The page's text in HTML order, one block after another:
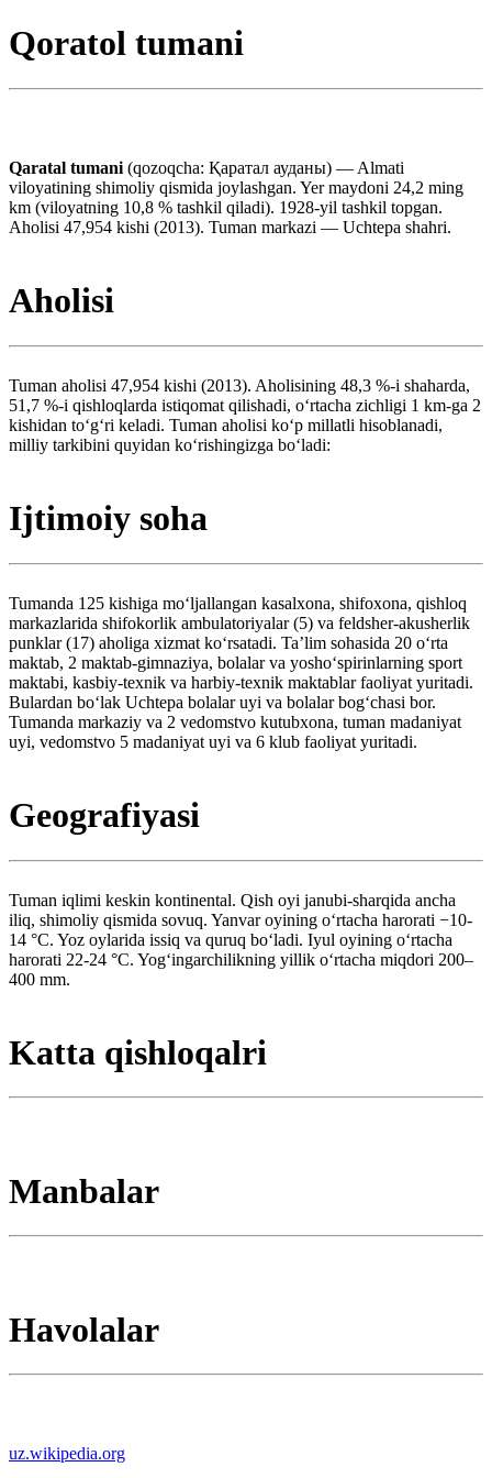
Qoratol tumani
Qaratal tumani (qozoqcha: Қаратал ауданы) — Almati
viloyatining shimoliy qismida joylashgan. Yer maydoni 24,2 ming
km (viloyatning 10,8 % tashkil qiladi). 1928-yil tashkil topgan.
Aholisi 47,954 kishi (2013). Tuman markazi — Uchtepa shahri.
Aholisi
Tuman aholisi 47,954 kishi (2013). Aholisining 48,3 %-i shaharda,
51,7 %-i qishloqlarda istiqomat qilishadi, oʻrtacha zichligi 1 km-ga 2
kishidan toʻgʻri keladi. Tuman aholisi koʻp millatli hisoblanadi,
milliy tarkibini quyidan koʻrishingizga boʻladi:
Ijtimoiy soha
Tumanda 125 kishiga moʻljallangan kasalxona, shifoxona, qishloq
markazlarida shifokorlik ambulatoriyalar (5) va feldsher-akusherlik
punklar (17) aholiga xizmat koʻrsatadi. Taʼlim sohasida 20 oʻrta
maktab, 2 maktab-gimnaziya, bolalar va yoshoʻspirinlarning sport
maktabi, kasbiy-texnik va harbiy-texnik maktablar faoliyat yuritadi.
Bulardan boʻlak Uchtepa bolalar uyi va bolalar bogʻchasi bor.
Tumanda markaziy va 2 vedomstvo kutubxona, tuman madaniyat
uyi, vedomstvo 5 madaniyat uyi va 6 klub faoliyat yuritadi.
Geografiyasi
Tuman iqlimi keskin kontinental. Qish oyi janubi-sharqida ancha
iliq, shimoliy qismida sovuq. Yanvar oyining oʻrtacha harorati −10-
14 °C. Yoz oylarida issiq va quruq boʻladi. Iyul oyining oʻrtacha
harorati 22-24 °C. Yogʻingarchilikning yillik oʻrtacha miqdori 200–
400 mm.
Katta qishloqalri
Manbalar
Havolalar
uz.wikipedia.org